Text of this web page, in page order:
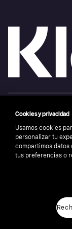
los derechos reservados.
Número de empresa:
Cookies y privacidad
Usamos cookies
personalizar tu
compartimos datos
tus preferencias o